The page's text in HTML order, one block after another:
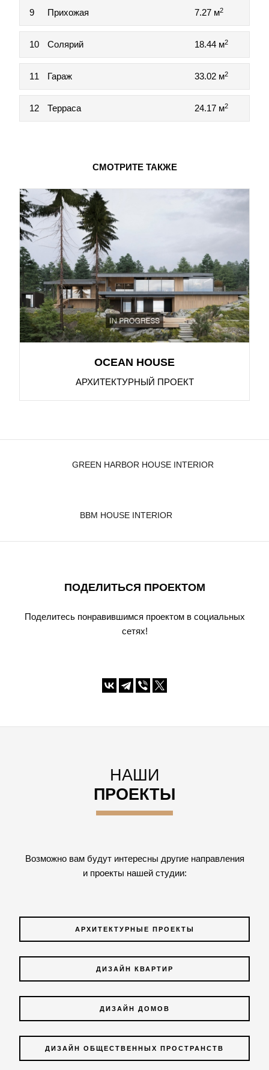
9 Прихожая 7.27 м2
10 Солярий 18.44 м2
11 Гараж 33.02 м2
12 Терраса 24.17 м2
СМОТРИТЕ ТАКЖЕ
OCEAN HOUSE
АРХИТЕКТУРНЫЙ ПРОЕКТ
GREEN HARBOR HOUSE INTERIOR
BBM HOUSE INTERIOR
ПОДЕЛИТЬСЯ ПРОЕКТОМ
Поделитесь понравившимся проектом в социальных
сетях!
НАШИ
ПРОЕКТЫ
Возможно вам будут интересны другие направления
и проекты нашей студии:
АРХИТЕКТУРНЫЕ ПРОЕКТЫ
ДИЗАЙН КВАРТИР
ДИЗАЙН ДОМОВ
ДИЗАЙН ОБЩЕСТВЕННЫХ ПРОСТРАНСТВ